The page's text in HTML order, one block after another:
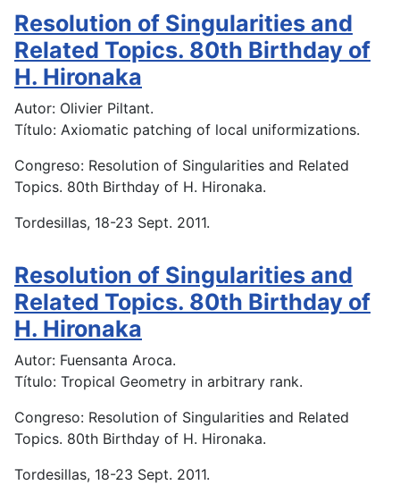
Resolution of Singularities and
Related Topics. 80th Birthday of
H. Hironaka
Autor: Olivier Piltant.
Título: Axiomatic patching of local uniformizations.
Congreso: Resolution of Singularities and Related
Topics. 80th Birthday of H. Hironaka.
Tordesillas, 18-23 Sept. 2011.
Resolution of Singularities and
Related Topics. 80th Birthday of
H. Hironaka
Autor: Fuensanta Aroca.
Título: Tropical Geometry in arbitrary rank.
Congreso: Resolution of Singularities and Related
Topics. 80th Birthday of H. Hironaka.
Tordesillas, 18-23 Sept. 2011.